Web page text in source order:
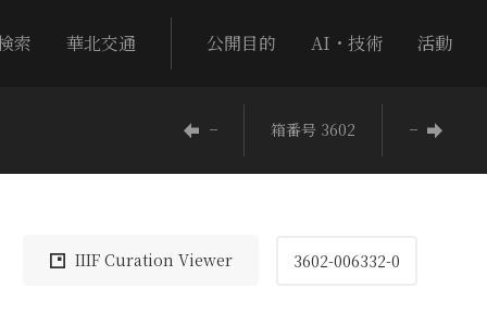
索 華北交通 公開目的 AI・技術 活動
− 箱番号 3602 −
IIIF Curation Viewer 3602-006332-0